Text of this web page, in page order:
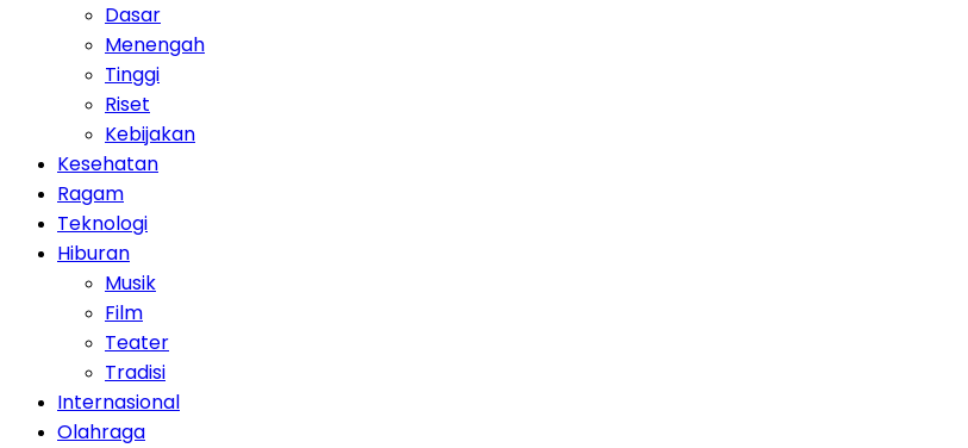
Dasar
Menengah
Tinggi
Riset
Kebijakan
Kesehatan
Ragam
Teknologi
Hiburan
Musik
Film
Teater
Tradisi
Internasional
Olahraga